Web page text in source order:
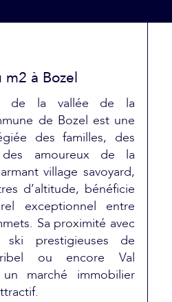
m2 à Bozel
de la vallée de la
de Bozel est une
des familles, des
des amoureux de la
village savoyard,
d’altitude, bénéficie
exceptionnel entre
Sa proximité avec
prestigieuses de
ou encore Val
marché immobilier